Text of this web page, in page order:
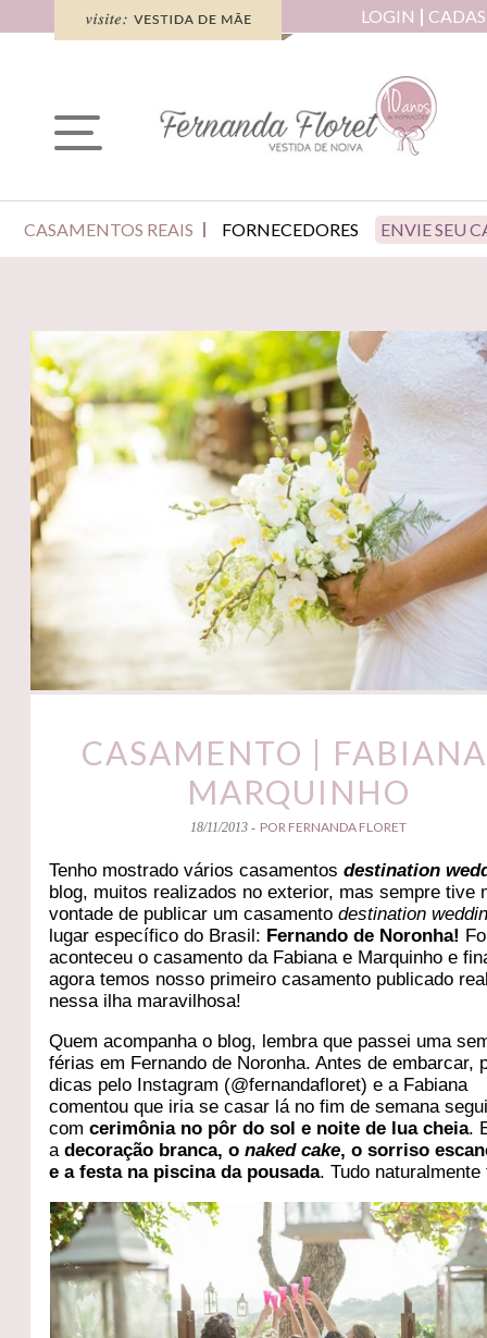
LOGIN
CASAMENTOS REAIS FORNECEDORES ENVIE SEU
CASAMENTO |
MARQUINHO
18/11/2013 - POR FERNANDA FLORET
Tenho mostrado vários casamentosdestination
blog, muitos realizados no exterior, mas sempre tive
vontade de publicar um casamentodestination
lugar específico do Brasil: Fernando de Noronha!
aconteceu o casamento da Fabiana e Marquinho e
agora temos nosso primeiro casamento publicado
nessa ilha maravilhosa!
Quem acompanha o blog, lembra que passei uma
férias em Fernando de Noronha. Antes de embarcar,
dicas pelo Instagram (@fernandafloret) e a Fabiana
comentou que iria se casar lá no fim de semana
comcerimônia no pôr do sol e noite de lua cheia.
adecoração branca, onaked cake, o sorriso
e a festa na piscina da pousada. Tudo